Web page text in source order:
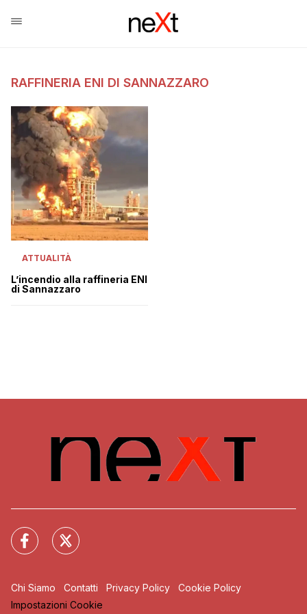
RAFFINERIA ENI DI SANNAZZARO
ATTUALITÀ
L’incendio alla raffineria ENI
di Sannazzaro
Chi Siamo Contatti Privacy Policy
Cookie Policy
Impostazioni Cookie